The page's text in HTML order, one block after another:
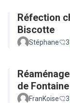
Réfection
Biscotte
Stéphane 3
de
FranKoise 3